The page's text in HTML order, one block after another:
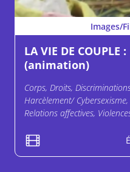
Images/
LA VIE DE COUPLE
(animation)
Corps, Droits,
Harcèlement/
Relations affectives,